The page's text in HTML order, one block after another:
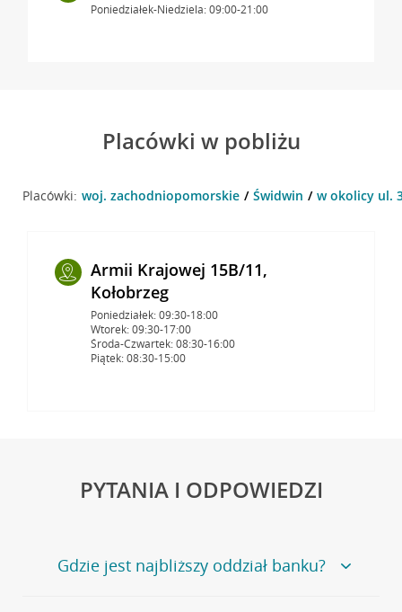
Poniedziałek-Niedziela: 09:00-21:00
Placówki w pobliżu
Placówki: woj. zachodniopomorskie Świdwin w okolicy ul.
Armii Krajowej 15B/11,
Kołobrzeg
Poniedziałek: 09:30-18:00
Wtorek: 09:30-17:00
Środa-Czwartek: 08:30-16:00
Piątek: 08:30-15:00
PYTANIA I ODPOWIEDZI
Gdzie jest najbliższy oddział banku?